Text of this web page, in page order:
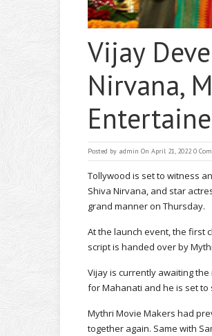
Vijay
Nirvana,
Posted by admin On April 21, 2022 0
Tollywood is set to witness
Shiva Nirvana, and star
grand manner on Thursday.
At the launch event, the first
script is handed over by
Vijay is currently awaiting
for Mahanati and he is set
Mythri Movie Makers had
together again. Same with